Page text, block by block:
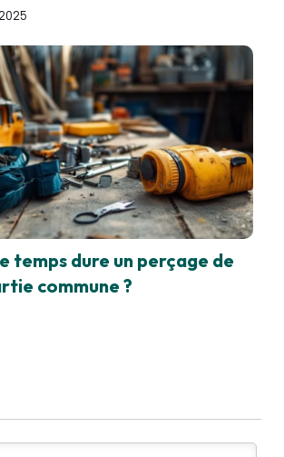
temps dure un perçage de
commune ?